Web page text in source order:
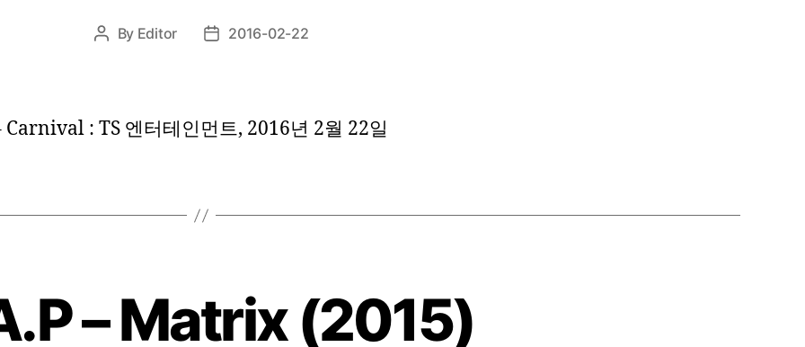
Post
By Editor
Post2016-02-22
Carnival : TS 엔터테인먼트, 2016년 2월 22일
– Matrix (2015)